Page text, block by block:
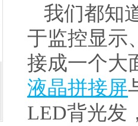
我们都知
于监控显示
接成一个大
液晶拼接屏
LED背光发